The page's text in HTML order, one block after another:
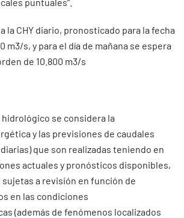
la CHY diario, pronosticado para la fecha
m3/s, y para el día de mañana se espera
de 10.800 m3/s
se considera la
y las previsiones de caudales
que son realizadas teniendo en
actuales y pronósticos disponibles,
sujetas a revisión en función de
en las condiciones
(además de fenómenos localizados